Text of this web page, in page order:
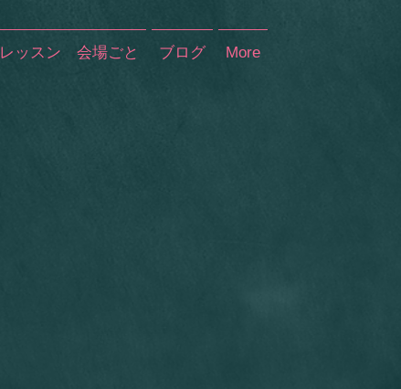
レッスン 会場ごと ブログ More